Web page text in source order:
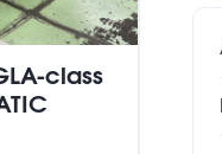
class